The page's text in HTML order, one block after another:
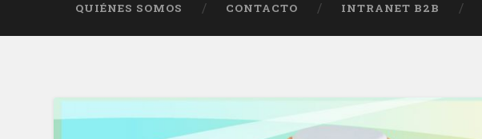
QUIÉNES SOMOS CONTACTO INTRANET B2B